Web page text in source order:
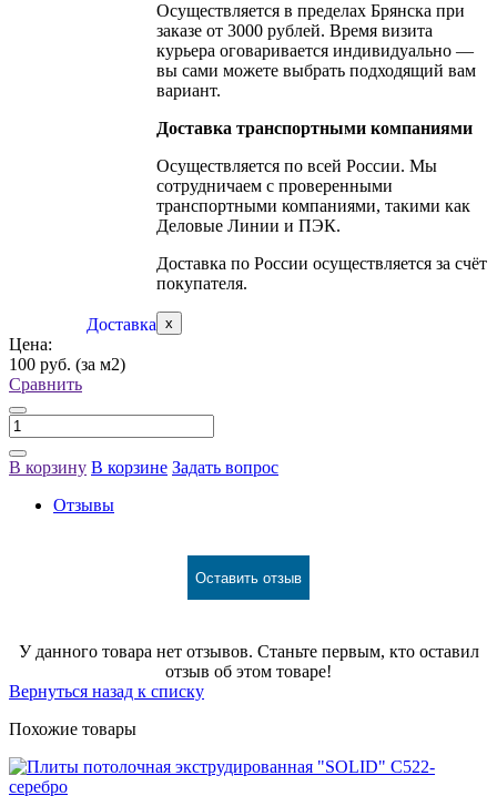
Доставка
Осуществляется в пределах Брянска при
заказе от 3000 рублей. Время визита
курьера оговаривается индивидуально —
вы сами можете выбрать подходящий вам
вариант.
Доставка транспортными компаниями
Осуществляется по всей России. Мы
сотрудничаем с проверенными
транспортными компаниями, такими как
Деловые Линии и ПЭК.
Доставка по России осуществляется за счёт
покупателя.
x
Цена:
100 руб. (за м2)
Сравнить
В корзину В корзине Задать вопрос
Отзывы
Оставить отзыв
У данного товара нет отзывов. Станьте первым, кто оставил
отзыв об этом товаре!
Вернуться назад к списку
Похожие товары